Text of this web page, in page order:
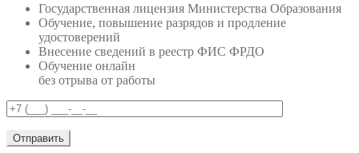
Государственная лицензия Министерства Образования
Обучение, повышение разрядов и продление
удостоверений
Внесение сведений в реестр ФИС ФРДО
Обучение онлайн
без отрыва от работы